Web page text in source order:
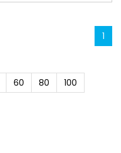
1
60 80 100